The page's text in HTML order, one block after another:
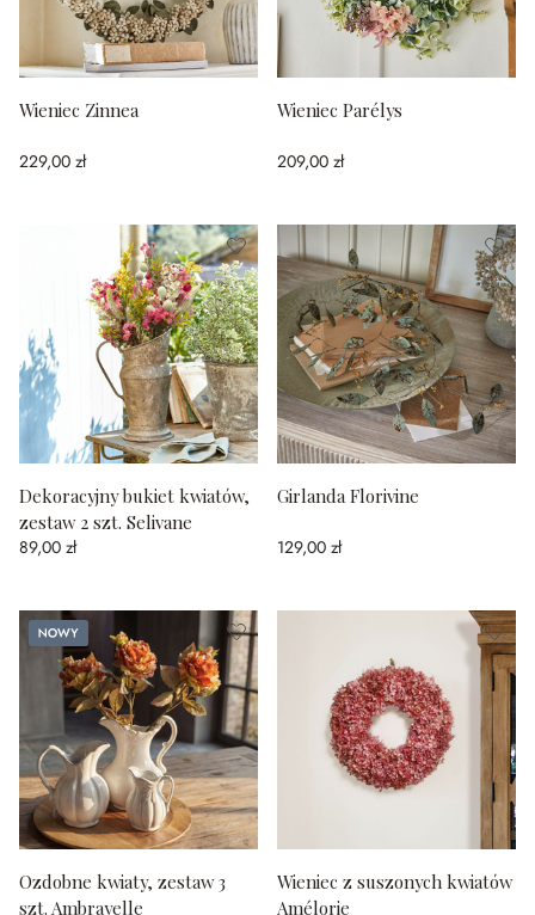
Wieniec Zinnea
229,00 zł
Wieniec Parélys
209,00 zł
Dekoracyjny bukiet kwiatów,
zestaw 2 szt. Selivane
89,00 zł
Girlanda Florivine
129,00 zł
Nowy
Ozdobne kwiaty, zestaw 3
szt. Ambrayelle
Wieniec z suszonych kwiatów
Amélorie